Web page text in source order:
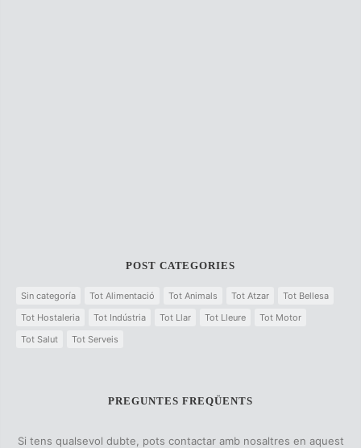
POST CATEGORIES
Sin categoría Tot Alimentació Tot Animals Tot Atzar
Tot Bellesa
Tot Hostaleria
Tot Indústria Tot Llar Tot Lleure
Tot Motor
Tot Salut
Tot Serveis
PREGUNTES FREQÜENTS
Si tens qualsevol dubte, pots contactar amb nosaltres en aquest